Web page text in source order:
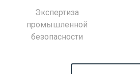
Экспертиза
промышленной
безопасности